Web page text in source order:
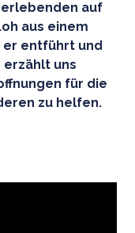
auf
aus einem
er entführt und
erzählt uns
für die
zu helfen.